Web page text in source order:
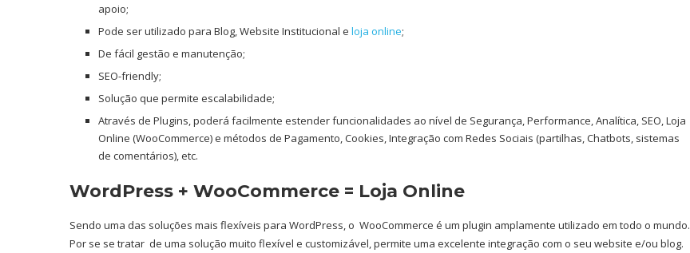
apoio;
Pode ser utilizado para Blog, Website Institucional e loja online;
De fácil gestão e manutenção;
SEO-friendly;
Solução que permite escalabilidade;
Através de Plugins, poderá facilmente estender funcionalidades ao nível de Segurança, Performance, Analítica, SEO, Loja
Online (WooCommerce) e métodos de Pagamento, Cookies, Integração com Redes Sociais (partilhas, Chatbots, sistemas
de comentários), etc.
WordPress + WooCommerce = Loja Online
Sendo uma das soluções mais flexíveis para WordPress, o WooCommerce é um plugin amplamente utilizado em todo o mundo.
Por se se tratar de uma solução muito flexível e customizável, permite uma excelente integração com o seu website e/ou blog.